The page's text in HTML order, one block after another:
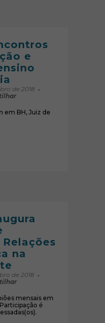
e
de 2018
em BH, Juiz de
na
de 2018
mensais em
é